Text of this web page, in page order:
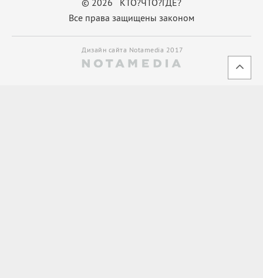
Все права защищены законом
Дизайн сайта Notamedia 2017